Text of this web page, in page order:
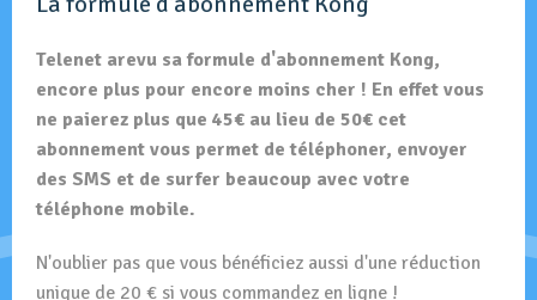
Telenet arevu sa formule d'abonnement Kong,
encore plus pour encore moins cher ! En effet vous
ne paierez plus que 45€ au lieu de 50€ cet
abonnement vous permet de téléphoner, envoyer
des SMS et de surfer beaucoup avec votre
téléphone mobile.
N'oublier pas que vous bénéficiez aussi d'une réduction
unique de 20 € si vous commandez en ligne !